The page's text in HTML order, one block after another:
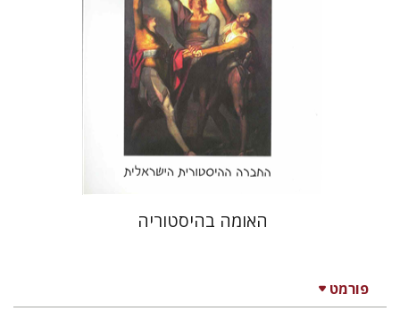
פורמט
הנחת אתר ספר מודפס
$29
$26
האומה בהיסטוריה